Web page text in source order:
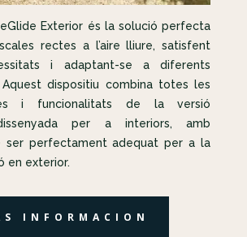
Exterior és la solució perfecta
rectes a l’aire lliure, satisfent
i adaptant-se a diferents
Aquest dispositiu combina totes les
i funcionalitats de la versió
per a interiors, amb
ser perfectament adequat per a la
en exterior.
INFORMACION